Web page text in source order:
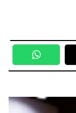
WhatsApp